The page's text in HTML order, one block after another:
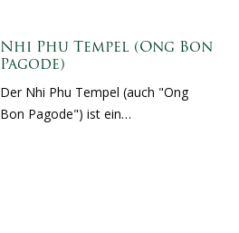
Nhi Phu Tempel (Ong Bon
Pagode)
Der Nhi Phu Tempel (auch "Ong
Bon Pagode") ist ein…